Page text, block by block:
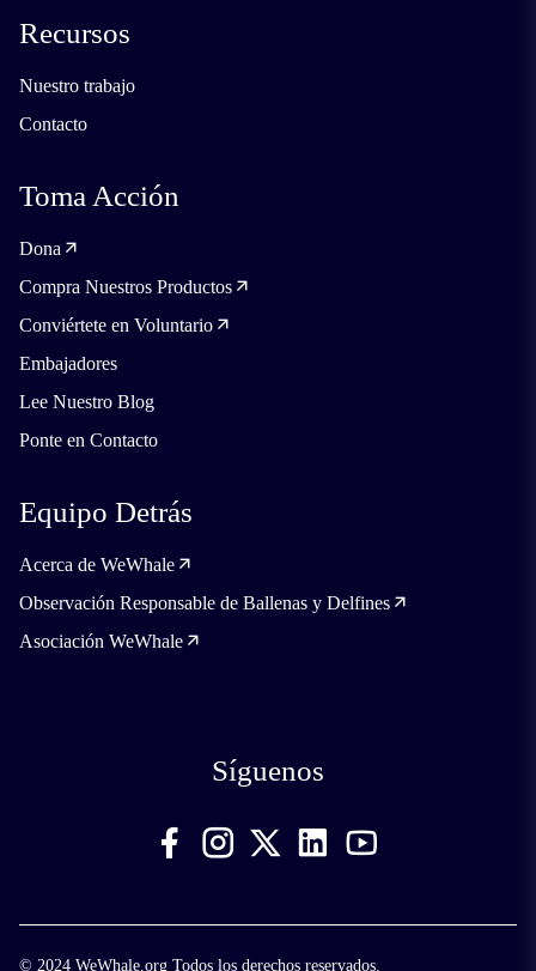
Tu correo electrónico:
Tu mensaje:
Recursos
Nuestro trabajo
Contacto
Toma Acción
Dona
Compra Nuestros Productos
Conviértete en Voluntario
Embajadores
Lee Nuestro Blog
Ponte en Contacto
Equipo Detrás
Acerca de WeWhale
Observación Responsable de Ballenas y Delfines
Asociación WeWhale
Síguenos
© 2024 WeWhale.org Todos los derechos reservados.